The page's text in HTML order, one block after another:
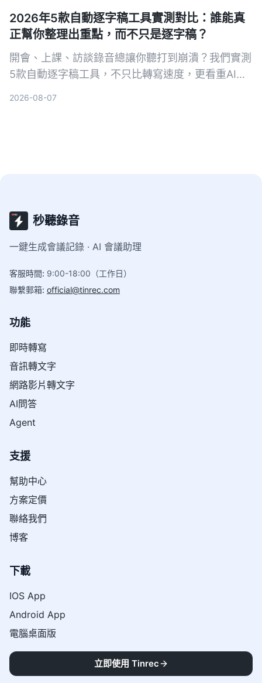
2026年5款自動逐字稿工具實測對比：誰能真
正幫你整理出重點，而不只是逐字稿？
開會、上課、訪談錄音總讓你聽打到崩潰？我們實測
5款自動逐字稿工具，不只比轉寫速度，更看重AI整
2026-08-07
秒聽錄音
一鍵生成會議記錄 · AI 會議助理
客服時間: 9:00-18:00（工作日）
聯繫郵箱: official@tinrec.com
功能
即時轉寫
音訊轉文字
網路影片轉文字
AI問答
Agent
支援
幫助中心
方案定價
聯絡我們
博客
下載
IOS App
Android App
電腦桌面版
資源 立即使用 Tinrec